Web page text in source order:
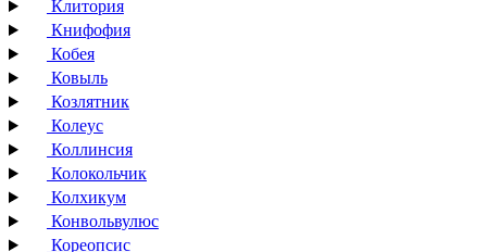
Клитория
Книфофия
Кобея
Ковыль
Козлятник
Колеус
Коллинсия
Колокольчик
Колхикум
Конвольвулюс
Кореопсис